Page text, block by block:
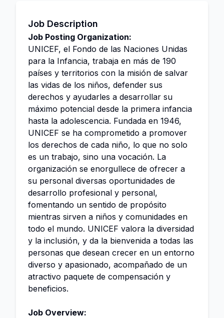
Job Description
Job Posting Organization:
UNICEF, el Fondo de las Naciones Unidas
para la Infancia, trabaja en más de 190
países y territorios con la misión de salvar
las vidas de los niños, defender sus
derechos y ayudarles a desarrollar su
máximo potencial desde la primera infancia
hasta la adolescencia. Fundada en 1946,
UNICEF se ha comprometido a promover
los derechos de cada niño, lo que no solo
es un trabajo, sino una vocación. La
organización se enorgullece de ofrecer a
su personal diversas oportunidades de
desarrollo profesional y personal,
fomentando un sentido de propósito
mientras sirven a niños y comunidades en
todo el mundo. UNICEF valora la diversidad
y la inclusión, y da la bienvenida a todas las
personas que desean crecer en un entorno
diverso y apasionado, acompañado de un
atractivo paquete de compensación y
beneficios.
Job Overview: